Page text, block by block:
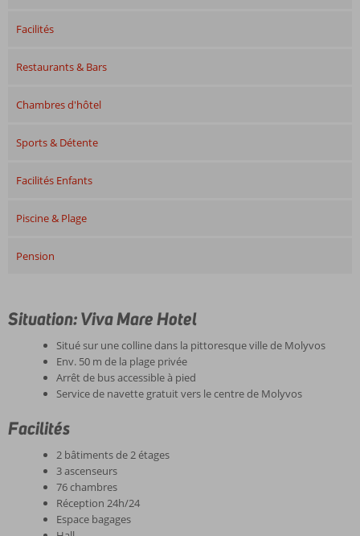
Facilités
Restaurants & Bars
Chambres d'hôtel
Sports & Détente
Facilités Enfants
Piscine & Plage
Pension
Situation: Viva Mare Hotel
Situé sur une colline dans la pittoresque ville de Molyvos
Env. 50 m de la plage privée
Arrêt de bus accessible à pied
Service de navette gratuit vers le centre de Molyvos
Facilités
2 bâtiments de 2 étages
3 ascenseurs
76 chambres
Réception 24h/24
Espace bagages